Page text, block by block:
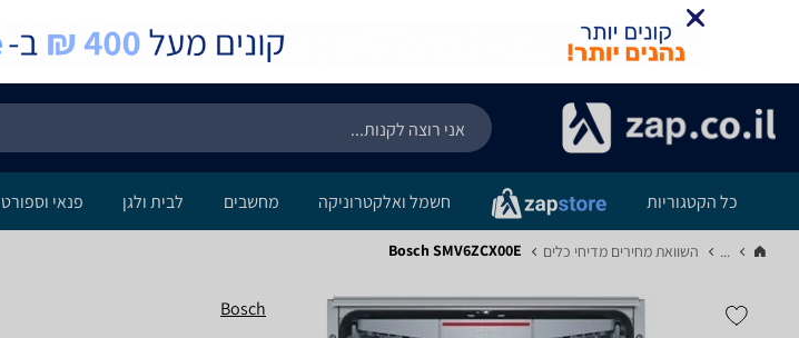
כל הקטגוריות חשמל ואלקטרוניקה מחשבים לבית ולגן פנאי וספורט
... השוואת מחירים מדיחי כלים‏ Bosch SMV6ZCX00E
Bosch